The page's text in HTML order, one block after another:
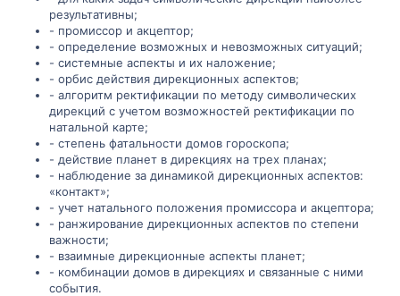
результативны;
- промиссор и акцептор;
- определение возможных и невозможных ситуаций;
- системные аспекты и их наложение;
- орбис действия дирекционных аспектов;
- алгоритм ректификации по методу символических
дирекций с учетом возможностей ректификации по
натальной карте;
- степень фатальности домов гороскопа;
- действие планет в дирекциях на трех планах;
- наблюдение за динамикой дирекционных аспектов:
«контакт»;
- учет натального положения промиссора и акцептора;
- ранжирование дирекционных аспектов по степени
важности;
- взаимные дирекционные аспекты планет;
- комбинации домов в дирекциях и связанные с ними
события.